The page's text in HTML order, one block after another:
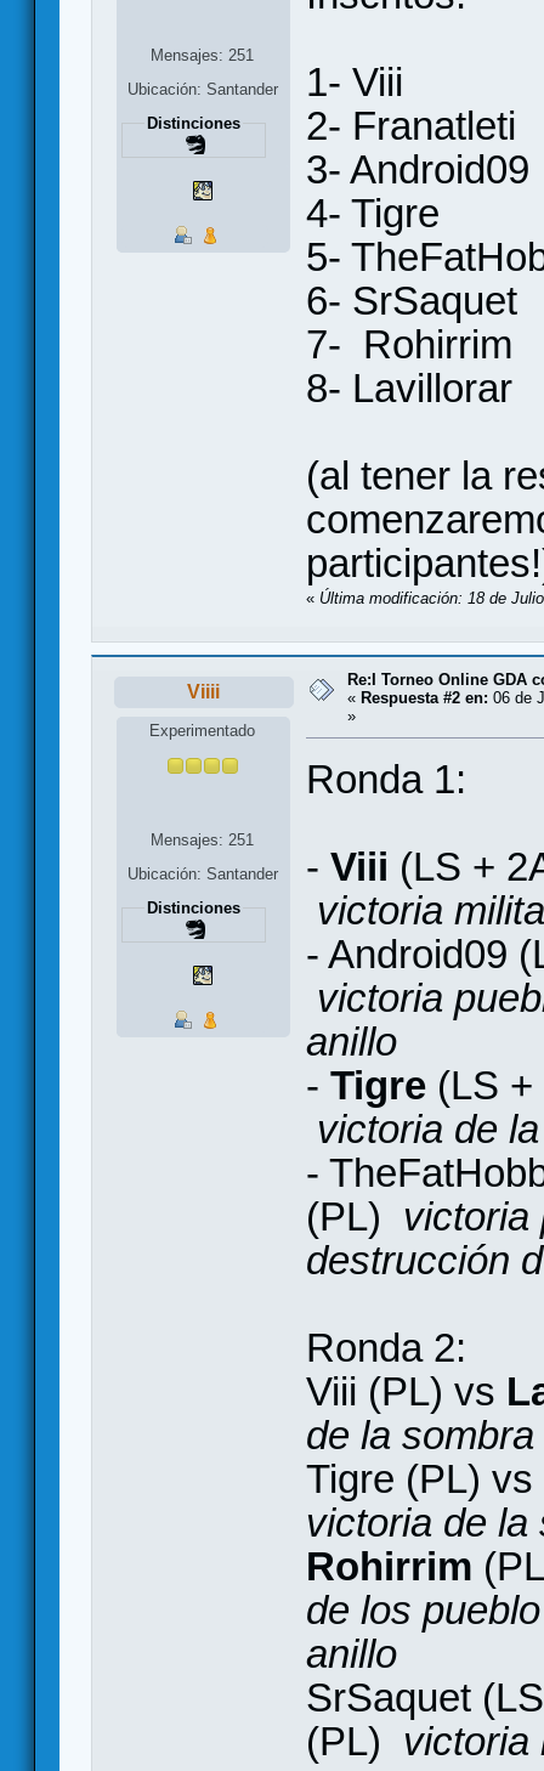
Mensajes: 251
Ubicación: Santander
Distinciones
1- Viii
2- Franatleti
3- Android09
4- Tigre
5-
6- SrSaquet
7- Rohirrim
8- Lavillorar
(al tener la
« Última modificación: 18 de
Viiii
Experimentado
Mensajes: 251
Ubicación: Santander
Distinciones
Re:I Torneo Online GDA
« Respuesta #2 en: 06 de
»
Ronda 1:
- Viii (LS +
victoria
- Android09
victoria
anillo
- Tigre (LS
victoria de
-
(PL) victoria
destrucción
Ronda 2:
Viii (PL) vs
de la
Tigre (PL) vs
victoria de la
Rohirrim
de los
anillo
SrSaquet
(PL) victoria